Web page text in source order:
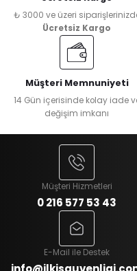
₺ 3000 ve üzeri
Ücretsiz Kargo
Müşteri Memnuniyeti
14 Gün içerisinde kolay iade
değişim imkanı
Müşteri Hizmetleri
0 216 577 53 43
E-Mail ile Destek